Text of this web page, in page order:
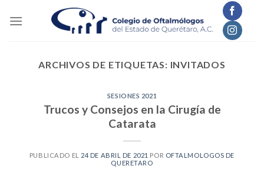
ARCHIVOS DE ETIQUETAS: INVITADOS
SESIONES 2021
Trucos y Consejos en la Cirugía de
Catarata
PUBLICADO EL 24 DE ABRIL DE 2021 POR OFTALMOLOGOS DE
QUERETARO